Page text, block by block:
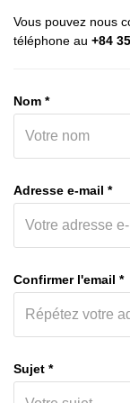
Vous pouvez nous
téléphone au +84
Nom *
Adresse e-mail *
Confirmer l'email *
Sujet *